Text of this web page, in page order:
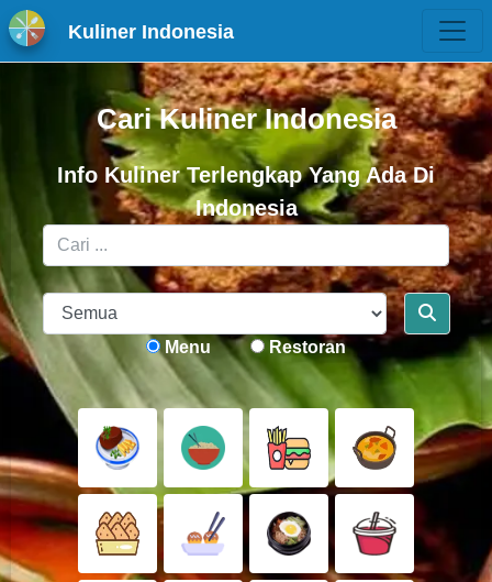
Kuliner Indonesia
Cari Kuliner Indonesia
Info Kuliner Terlengkap Yang Ada Di
Indonesia
Menu Restoran